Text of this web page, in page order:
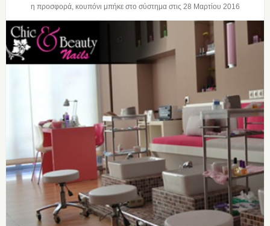
η προσφορά, κουπόνι μπήκε στο σύστημα στις 28 Μαρτίου 2016